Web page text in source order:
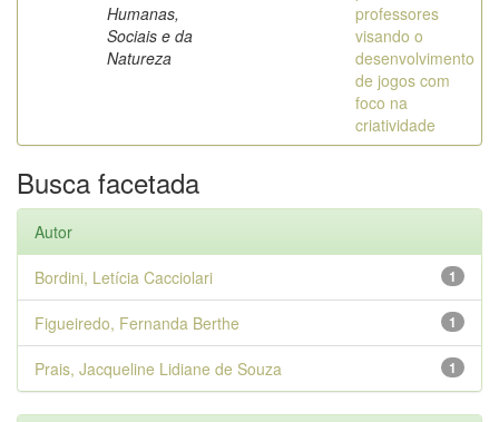
Humanas,
Sociais e da
Natureza
professores
visando o
desenvolvimento
de jogos com
foco na
criatividade
Busca facetada
Autor
1
Bordini, Letícia Cacciolari
1
Figueiredo, Fernanda Berthe
1
Prais, Jacqueline Lidiane de Souza